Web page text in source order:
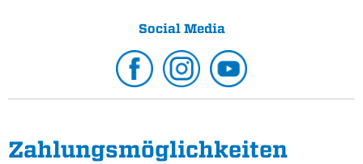
Social Media
Zahlungs­möglichkeiten